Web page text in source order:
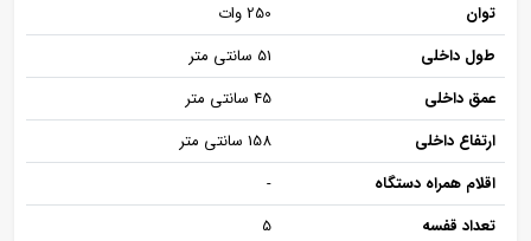
توان
250 وات
طول داخلی
51 سانتی متر
عمق داخلی
45 سانتی متر
ارتفاع داخلی
158 سانتی متر
اقلام همراه دستگاه
-
تعداد قفسه
5